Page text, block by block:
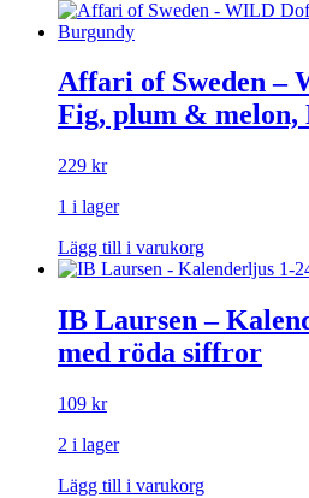
Affari of Sweden –
Fig, plum & melon,
229 kr
1 i lager
Lägg till i varukorg
IB Laursen –
med röda siffror
109 kr
2 i lager
Lägg till i varukorg